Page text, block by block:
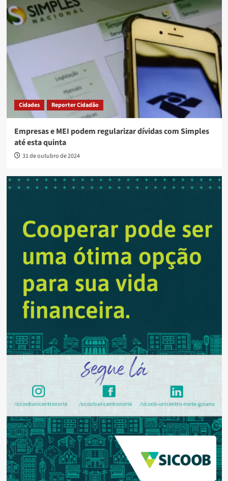
Cidades Reporter Cidadão
Empresas e MEI podem regularizar dívidas com Simples
até esta quinta
31 de outubro de 2024